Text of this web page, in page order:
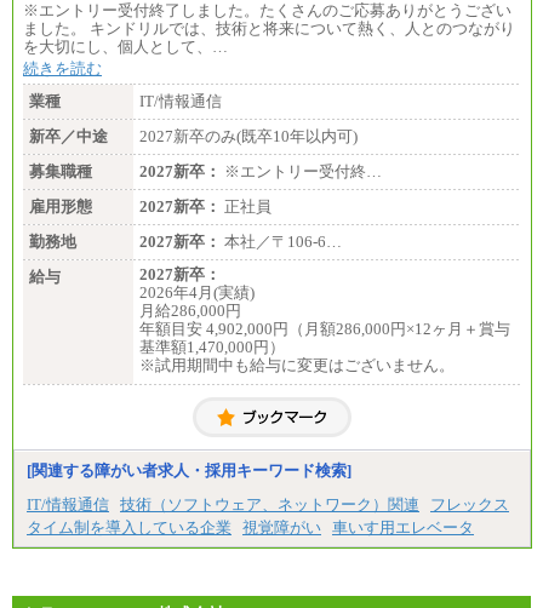
※エントリー受付終了しました。たくさんのご応募ありがとうござい
ました。 キンドリルでは、技術と将来について熱く、人とのつながり
を大切にし、個人として、…
続きを読む
業種
IT/情報通信
新卒／中途
2027新卒のみ(既卒10年以内可)
募集職種
2027新卒：
※エントリー受付終…
雇用形態
2027新卒： 正社員
勤務地
2027新卒： 本社／〒106-6…
給与
2027新卒：
2026年4月(実績)
月給286,000円
年額目安 4,902,000円（月額286,000円×12ヶ月＋賞与
基準額1,470,000円）
※試用期間中も給与に変更はございません。
[関連する障がい者求人・採用キーワード検索]
IT/情報通信 技術（ソフトウェア、ネットワーク）関連
フレックス
タイム制を導入している企業
視覚障がい 車いす用エレベータ